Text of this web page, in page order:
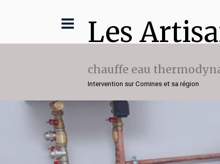
Les
chauffe eau
Intervention sur Comines et sa région